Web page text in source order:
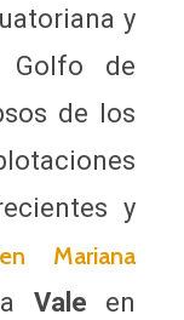
y
de
de los
y
Mariana
Vale en